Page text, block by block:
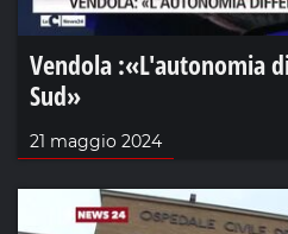
Vendola :«L'autonomia
Sud»
21 maggio 2024